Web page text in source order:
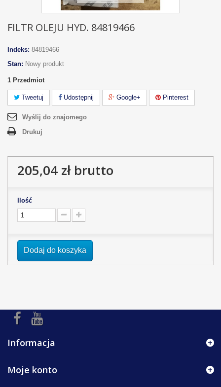
FILTR OLEJU HYD. 84819466
Indeks: 84819466
Stan: Nowy produkt
1 Przedmiot
Tweetuj Udostępnij Google+ Pinterest
Wyślij do znajomego
Drukuj
205,04 złbrutto
Ilość
Dodaj do koszyka
Informacja
Moje konto